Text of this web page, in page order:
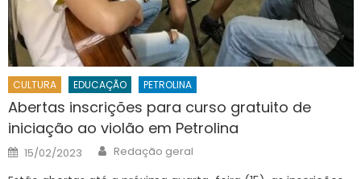
CULTURA EDUCAÇÃO PETROLINA
Abertas inscrições para curso gratuito de
iniciação ao violão em Petrolina
Posted
on
15/02/2023 Author
Redação geral